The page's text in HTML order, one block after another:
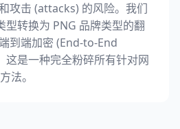
攻击 (attacks) 的风险。我们
型转换为 PNG 品牌类型的翻
到端加密 (End-to-End
是一种完全粉碎所有针对网
法。